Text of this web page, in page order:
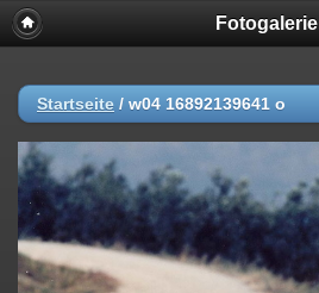
Fotogalerie
Startseite / w04 16892139641 o